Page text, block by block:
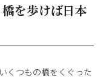
を歩けば日本
くつもの橋をくぐった